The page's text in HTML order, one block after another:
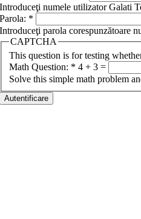
Introduceţi numele utilizator Galati
Parola: *
Introduceţi parola corespunzătoare
CAPTCHA
This question is for testing
Math Question: * 4 + 3 =
Solve this simple math problem